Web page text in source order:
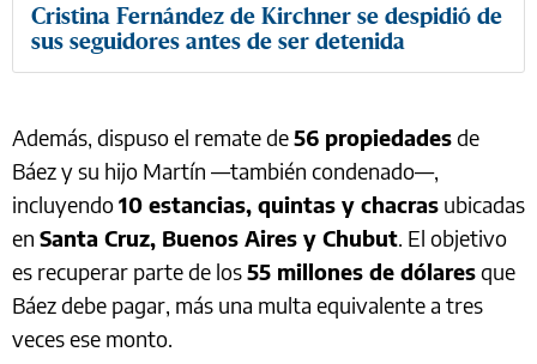
Cristina Fernández de Kirchner se despidió de
sus seguidores antes de ser detenida
Además, dispuso el remate de56 propiedadesde
Báez y su hijo Martín —también condenado—,
incluyendo10 estancias, quintas y chacras ubicadas
en Santa Cruz, Buenos Aires y Chubut. El objetivo
es recuperar parte de los55 millones de dólaresque
Báez debe pagar, más una multa equivalente a tres
veces ese monto.